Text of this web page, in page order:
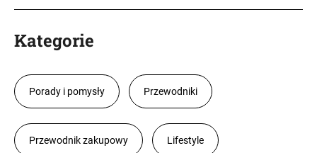
Kategorie
Porady i pomysły Przewodniki
Przewodnik zakupowy Lifestyle